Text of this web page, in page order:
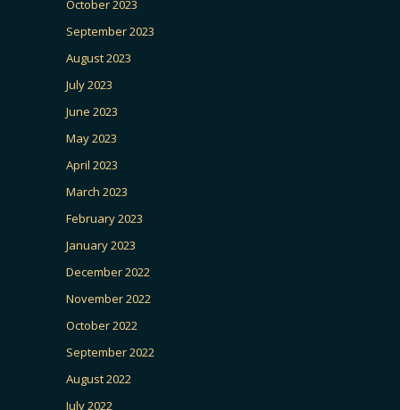
October 2023
September 2023
August 2023
July 2023
June 2023
May 2023
April 2023
March 2023
February 2023
January 2023
December 2022
November 2022
October 2022
September 2022
August 2022
July 2022